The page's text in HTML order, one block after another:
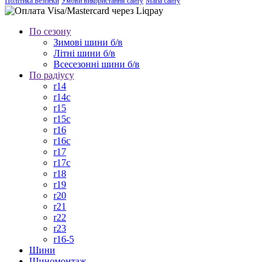
По сезону
Зимові шини б/в
Літні шини б/в
Всесезонні шини б/в
По радіусу
r14
r14c
r15
r15c
r16
r16c
r17
r17c
r18
r19
r20
r21
r22
r23
r16-5
Шини